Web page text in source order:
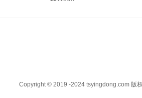
Copyright © 2019 -2024 tsyingdong.com 版